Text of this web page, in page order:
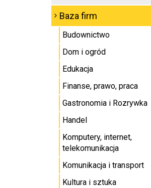
Baza firm
Budownictwo
Dom i ogród
Edukacja
Finanse, prawo, praca
Gastronomia i Rozrywka
Handel
Komputery, internet,
telekomunikacja
Komunikacja i transport
Kultura i sztuka